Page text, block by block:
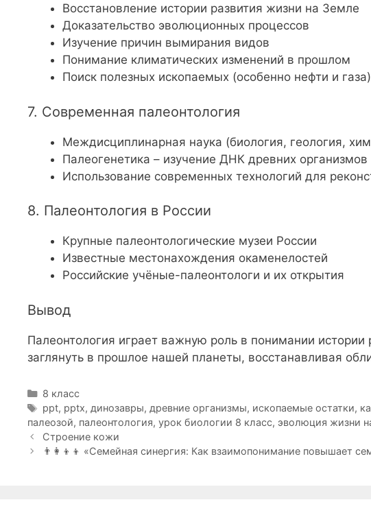
Восстановление истории развития жизни на Земле
Доказательство эволюционных процессов
Изучение причин вымирания видов
Понимание климатических изменений в прошлом
Поиск полезных ископаемых (особенно нефти и газа)
7. Современная палеонтология
Междисциплинарная наука (биология, геология,
Палеогенетика – изучение ДНК древних организмов
Использование современных технологий для
8. Палеонтология в России
Крупные палеонтологические музеи России
Известные местонахождения окаменелостей
Российские учёные-палеонтологи и их открытия
Вывод
Палеонтология играет важную роль в понимании
заглянуть в прошлое нашей планеты, восстанавливая
Рубрики
8 класс
Метки
ppt, pptx, динозавры, древние организмы, ископаемые остатки,
палеозой, палеонтология, урок биологии 8 класс, эволюция жизни
Строение кожи
👨‍👩‍👦‍👦 «Семейная синергия: Как взаимопонимание повышает